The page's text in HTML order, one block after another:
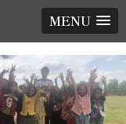
MENU